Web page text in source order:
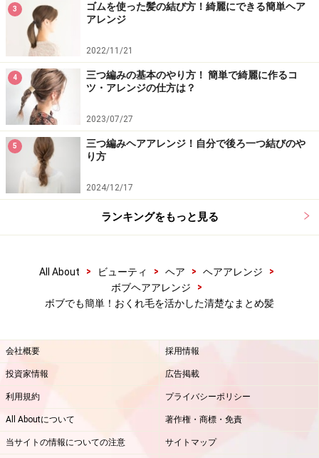
3
ゴムを使った髪の結び方！綺麗にできる簡単ヘア
アレンジ
2022/11/21
4
三つ編みの基本のやり方！ 簡単で綺麗に作るコ
ツ・アレンジの仕方は？
2023/07/27
5
三つ編みヘアアレンジ！自分で後ろ一つ結びのや
り方
2024/12/17
ランキングをもっと見る
All About > ビューティ > ヘア > ヘアアレンジ
>
ボブヘアアレンジ
>
ボブでも簡単！おくれ毛を活かした清楚なまとめ髪
会社概要 採用情報
投資家情報 広告掲載
利用規約 プライバシーポリシー
All Aboutについて 著作権・商標・免責
当サイトの情報についての注意 サイトマップ